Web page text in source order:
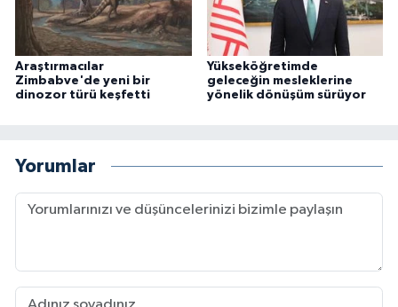
Araştırmacılar
Zimbabve'de yeni bir
dinozor türü keşfetti
Yükseköğretimde
geleceğin mesleklerine
yönelik dönüşüm sürüyor
Yorumlar